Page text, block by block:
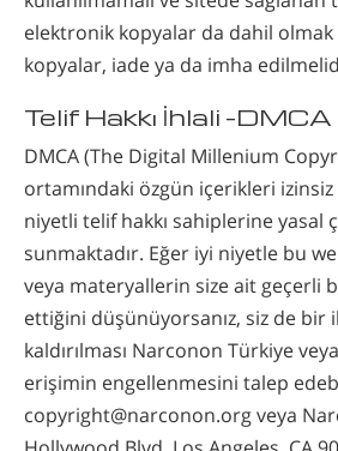
elektronik kopyalar da dahil
kopyalar, iade ya da imha
Telif Hakkı İhlali –DMCA
DMCA (The Digital Millenium
ortamındaki özgün içerikleri
niyetli telif hakkı sahiplerine yasal
sunmaktadır. Eğer iyi niyetle bu
veya materyallerin size ait geçerli
ettiğini düşünüyorsanız, siz de
kaldırılması Narconon Türkiye
erişimin engellenmesini talep
copyright@narconon.org veya